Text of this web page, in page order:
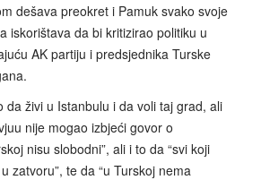
dešava preokret i Pamuk svako svoje
iskorištava da bi kritizirao politiku u
AK partiju i predsjednika Turske
da živi u Istanbulu i da voli taj grad, ali
nije mogao izbjeći govor o
nisu slobodni”, ali i to da “svi koji
zatvoru”, te da “u Turskoj nema